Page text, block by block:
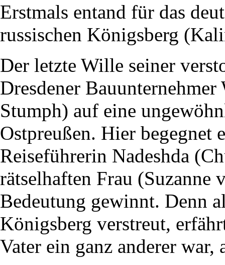
Erstmals entand für das
russischen Königsberg
Der letzte Wille seiner
Dresdener
Stumph) auf eine
Ostpreußen. Hier begegnet
Reiseführerin Nadeshda
rätselhaften Frau
Bedeutung gewinnt. Denn
Königsberg verstreut,
Vater ein ganz anderer war,